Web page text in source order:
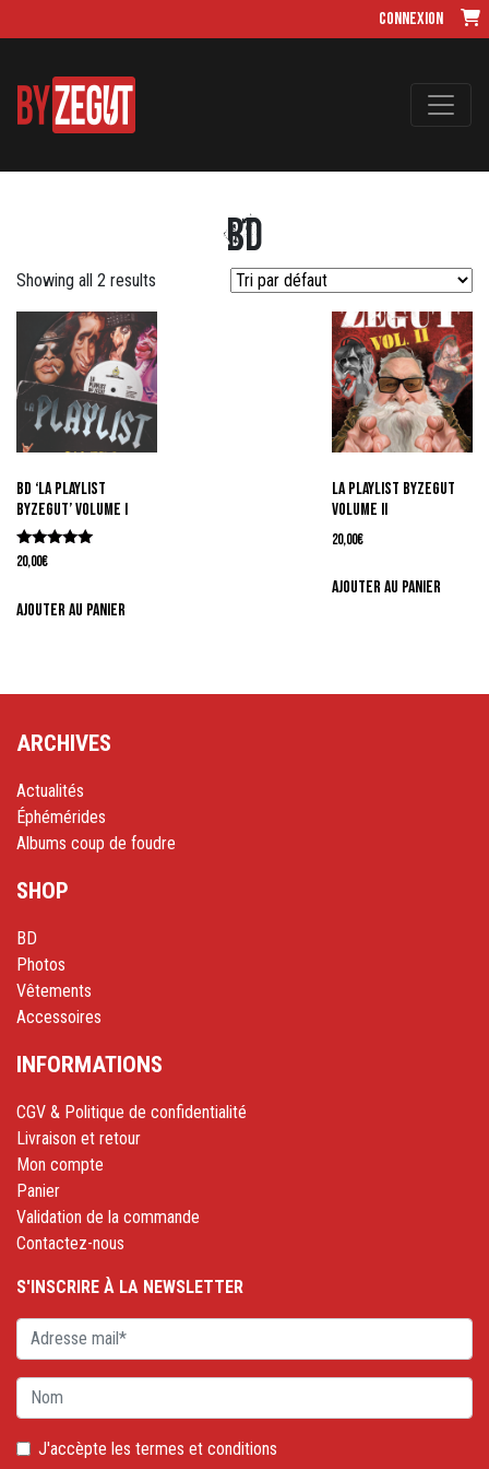
Connexion
BD
Showing all 2 results
BD ‘La Playlist
ByZegut’ Volume I
Note
5.00
20,00€
Ajouter au panier
La Playlist byZegut
Volume II
20,00€
Ajouter au panier
ARCHIVES
Actualités
Éphémérides
Albums coup de foudre
SHOP
BD
Photos
Vêtements
Accessoires
INFORMATIONS
CGV & Politique de confidentialité
Livraison et retour
Mon compte
Panier
Validation de la commande
Contactez-nous
S'INSCRIRE À LA NEWSLETTER
J'accèpte les termes et conditions